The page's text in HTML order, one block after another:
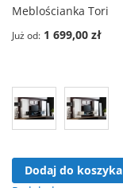
Meblościanka Tori
Już od 1 699,00 zł
Dodaj do koszyka